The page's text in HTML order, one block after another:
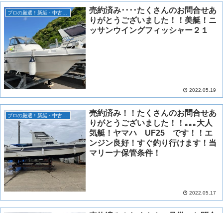
プロの厳選！新艇・中古艇情報！
売約済み････たくさんのお問合せあ
りがとうございました！！美艇！ニ
ッサンウイングフィッシャー２１
2022.05.19
プロの厳選！新艇・中古艇情報！
売約済み！！たくさんのお問合せあ
りがとうございました！！｡｡｡大人
気艇！ヤマハ UF25 です！！エ
ンジン良好！すぐ釣り行けます！当
マリーナ保管条件！
2022.05.17